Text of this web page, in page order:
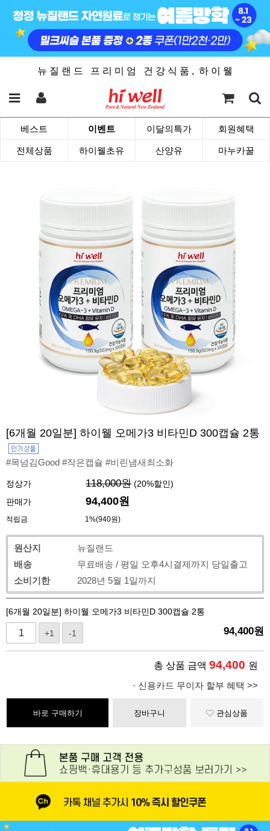
뉴 질 랜 드 프 리 미 엄 건 강 식 품 , 하 이 웰
베스트 이벤트 이달의특가 회원혜택
전체상품 하이웰초유 산양유 마누카꿀
[6개월 20일분] 하이웰 오메가3 비타민D 300캡슐 2통
#목넘김Good #작은캡슐 #비린냄새최소화
정상가 118,000원 (20%할인)
판매가
94,400원
적립금 1%(940원)
원산지
뉴질랜드
배송
무료배송 / 평일 오후4시결제까지 당일출고
소비기한
2028년 5월 1일까지
[6개월 20일분] 하이웰 오메가3 비타민D 300캡슐 2통
+1 -1 94,400원
총 상품 금액 94,400 원
· 신용카드 무이자 할부 혜택 >>
바로 구매하기 장바구니 관심상품